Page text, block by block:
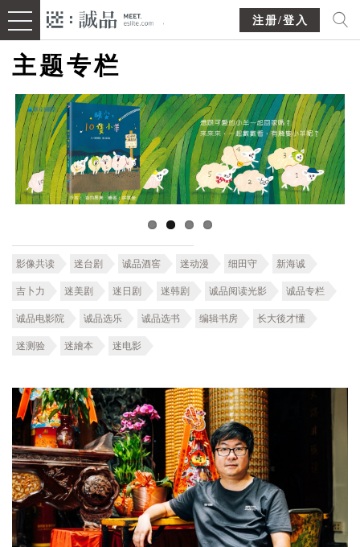
注册/登入
主题专栏
影像共读 迷台剧 诚品酒窖 迷动漫 细田守 新海诚
吉卜力 迷美剧 迷日剧 迷韩剧 诚品阅读光影 诚品专栏
诚品电影院 诚品选乐 诚品选书 编辑书房 长大後才懂
迷测验 迷繪本 迷电影